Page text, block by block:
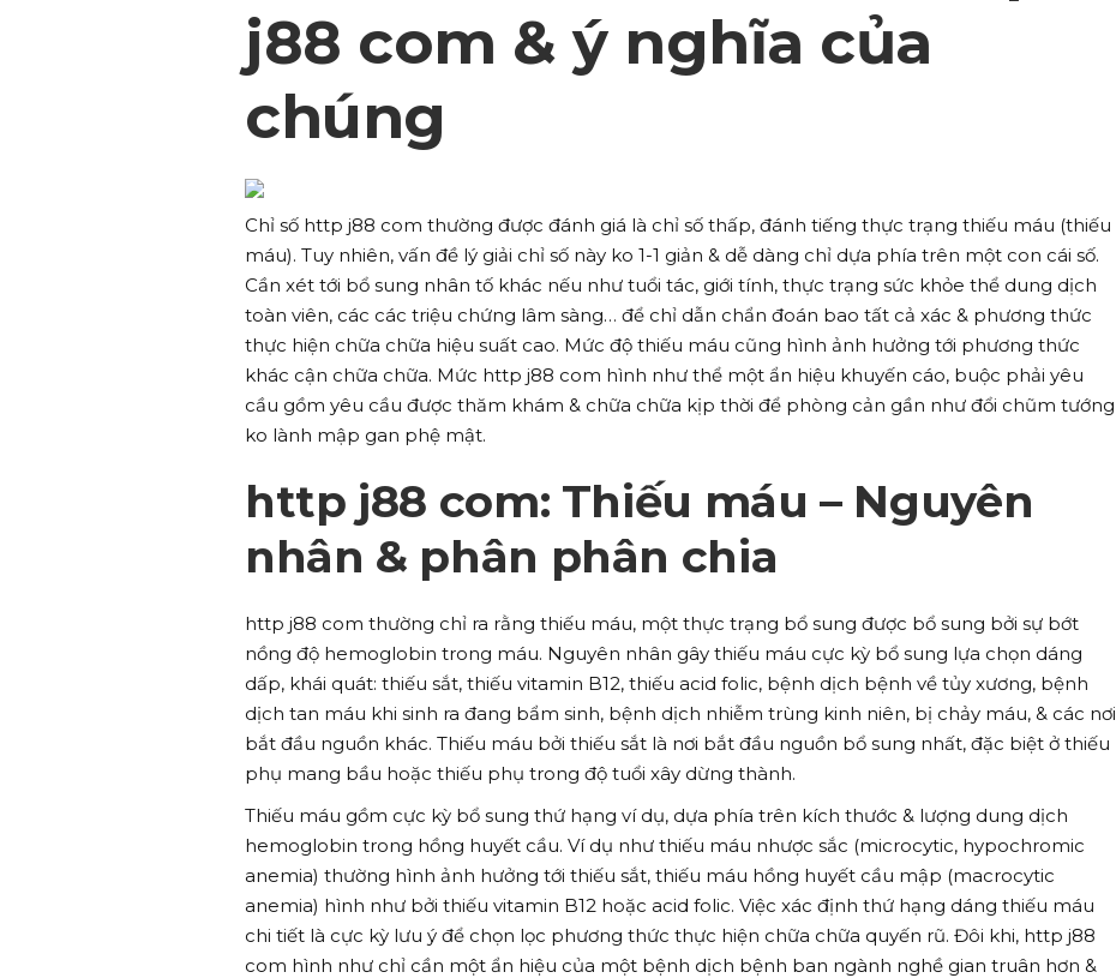
j88 com & ý nghĩa của
chúng
Chỉ số http j88 com thường được đánh giá là chỉ số thấp, đánh tiếng thực trạng thiếu máu (thiếu
máu). Tuy nhiên, vấn đề lý giải chỉ số này ko 1-1 giản & dễ dàng chỉ dựa phía trên một con cái số.
Cần xét tới bổ sung nhân tố khác nếu như tuổi tác, giới tính, thực trạng sức khỏe thể dung dịch
toàn viên, các các triệu chứng lâm sàng… để chỉ dẫn chẩn đoán bao tất cả xác & phương thức
thực hiện chữa chữa hiệu suất cao. Mức độ thiếu máu cũng hình ảnh hưởng tới phương thức
khác cận chữa chữa. Mức http j88 com hình như thể một ẩn hiệu khuyến cáo, buộc phải yêu
cầu gồm yêu cầu được thăm khám & chữa chữa kịp thời để phòng cản gần như đổi chũm tướng
ko lành mập gan phệ mật.
http j88 com: Thiếu máu – Nguyên
nhân & phân phân chia
http j88 com thường chỉ ra rằng thiếu máu, một thực trạng bổ sung được bổ sung bởi sự bớt
nồng độ hemoglobin trong máu. Nguyên nhân gây thiếu máu cực kỳ bổ sung lựa chọn dáng
dấp, khái quát: thiếu sắt, thiếu vitamin B12, thiếu acid folic, bệnh dịch bệnh về tủy xương, bệnh
dịch tan máu khi sinh ra đang bẩm sinh, bệnh dịch nhiễm trùng kinh niên, bị chảy máu, & các nơi
bắt đầu nguồn khác. Thiếu máu bởi thiếu sắt là nơi bắt đầu nguồn bổ sung nhất, đặc biệt ở thiếu
phụ mang bầu hoặc thiếu phụ trong độ tuổi xây dừng thành.
Thiếu máu gồm cực kỳ bổ sung thứ hạng ví dụ, dựa phía trên kích thước & lượng dung dịch
hemoglobin trong hồng huyết cầu. Ví dụ như thiếu máu nhược sắc (microcytic, hypochromic
anemia) thường hình ảnh hưởng tới thiếu sắt, thiếu máu hồng huyết cầu mập (macrocytic
anemia) hình như bởi thiếu vitamin B12 hoặc acid folic. Việc xác định thứ hạng dáng thiếu máu
chi tiết là cực kỳ lưu ý để chọn lọc phương thức thực hiện chữa chữa quyến rũ. Đôi khi, http j88
com hình như chỉ cần một ẩn hiệu của một bệnh dịch bệnh ban ngành nghề gian truân hơn &